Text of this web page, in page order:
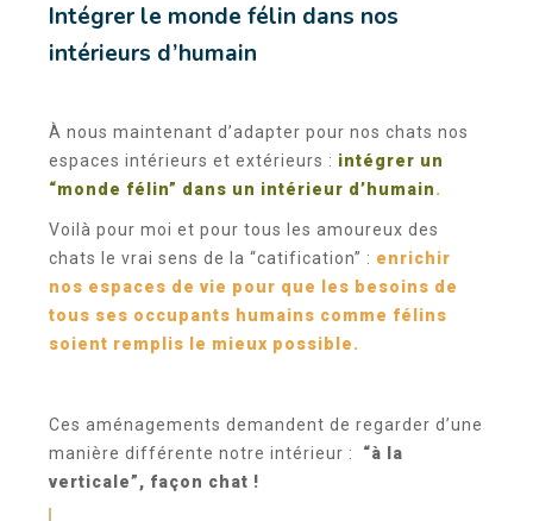
Intégrer le monde félin dans nos
intérieurs d’humain
À nous maintenant d’adapter pour nos chats nos
espaces intérieurs et extérieurs : intégrer un
“monde félin” dans un intérieur d’humain.
Voilà pour moi et pour tous les amoureux des
chats le vrai sens de la “catification” : enrichir
nos espaces de vie pour que les besoins de
tous ses occupants humains comme félins
soient remplis le mieux possible.
Ces aménagements demandent de regarder d’une
manière différente notre intérieur : “à la
verticale”, façon chat !